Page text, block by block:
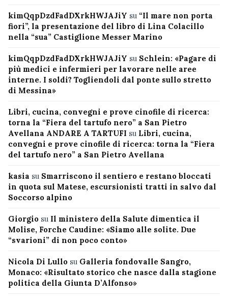
kimQqpDzdFadDXrkHWJAJiY su “Il mare non porta
fiori”, la presentazione del libro di Lina Colacillo
nella “sua” Castiglione Messer Marino
kimQqpDzdFadDXrkHWJAJiY su Schlein: «Pagare di
più medici e infermieri per lavorare nelle aree
interne. I soldi? Togliendoli dal ponte sullo stretto
di Messina»
Libri, cucina, convegni e prove cinofile di ricerca:
torna la “Fiera del tartufo nero” a San Pietro
Avellana ANDARE A TARTUFI su Libri, cucina,
convegni e prove cinofile di ricerca: torna la “Fiera
del tartufo nero” a San Pietro Avellana
kasia su Smarriscono il sentiero e restano bloccati
in quota sul Matese, escursionisti tratti in salvo dal
Soccorso alpino
Giorgio su Il ministero della Salute dimentica il
Molise, Forche Caudine: «Siamo alle solite. Due
“svarioni” di non poco conto»
Nicola Di Lullo su Galleria fondovalle Sangro,
Monaco: «Risultato storico che nasce dalla stagione
politica della Giunta D’Alfonso»